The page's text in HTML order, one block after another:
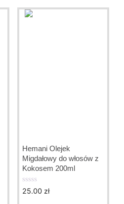
Hemani Olejek
Migdałowy do włosów z
Kokosem 200ml
0
25.00 zł